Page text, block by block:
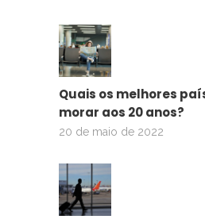
Quais os melhores
morar aos 20 anos?
20 de maio de 2022